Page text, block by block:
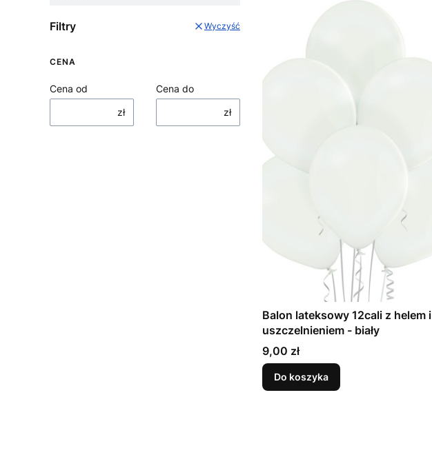
Filtry Wyczyść
CENA
Cena od
zł
Cena do
zł
Balon lateksowy 12cali z helem i
uszczelnieniem - biały
Cena
9,00 zł
Do koszyka